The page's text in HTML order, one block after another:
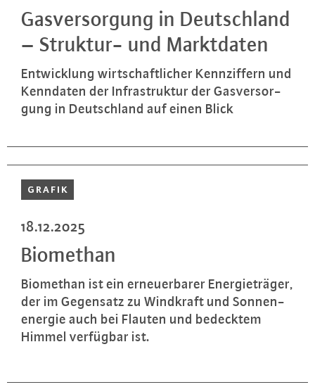
Gas­ver­sor­gung in Deutsch­land
– Struktur- und Markt­da­ten
Ent­wick­lung wirt­schaft­li­cher Kenn­zif­fern und
Kenndaten der In­fra­struk­tur der Gas­ver­sor­
gung in Deutsch­land auf einen Blick
GRAFIK
18.12.2025
Biomethan
Biomethan ist ein er­neu­er­ba­rer En­er­gie­trä­ger,
der im Gegensatz zu Windkraft und Son­nen­
en­er­gie auch bei Flauten und bedecktem
Himmel verfügbar ist.